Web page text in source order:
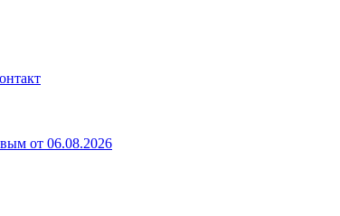
от 06.08.2026